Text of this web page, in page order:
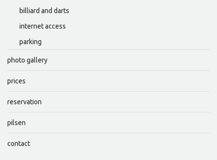
billiard and darts
internet access
parking
photo gallery
prices
reservation
pilsen
contact